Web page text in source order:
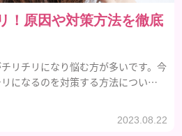
！原因や対策方法を徹底
リチリになり悩む方が多いです。今
になるのを対策する方法について
2023.08.22